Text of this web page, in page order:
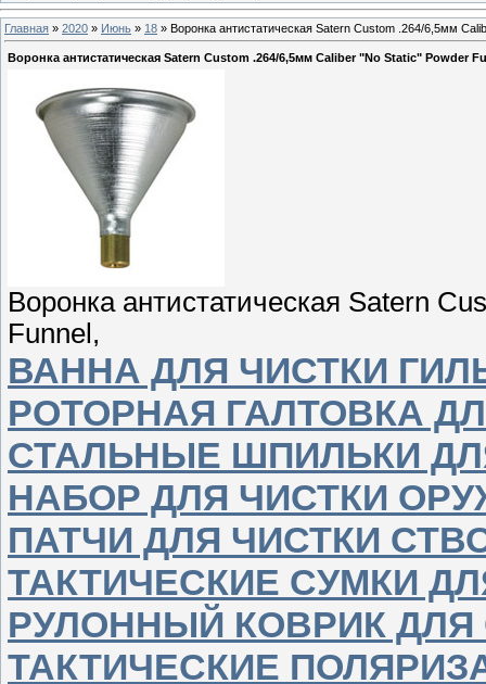
Главная » 2020 » Июнь » 18 » Воронка антистатическая Satern Custom .264/6,5мм
Воронка антистатическая Satern Custom .264/6,5мм Caliber "No Static" Powder
Воронка антистатическая Satern
Funnel,
ВАННА ДЛЯ ЧИСТКИ
РОТОРНАЯ ГАЛТОВКА
СТАЛЬНЫЕ ШПИЛЬКИ
НАБОР ДЛЯ ЧИСТКИ
ПАТЧИ ДЛЯ ЧИСТКИ
ТАКТИЧЕСКИЕ СУМКИ
РУЛОННЫЙ КОВРИК
ТАКТИЧЕСКИЕ